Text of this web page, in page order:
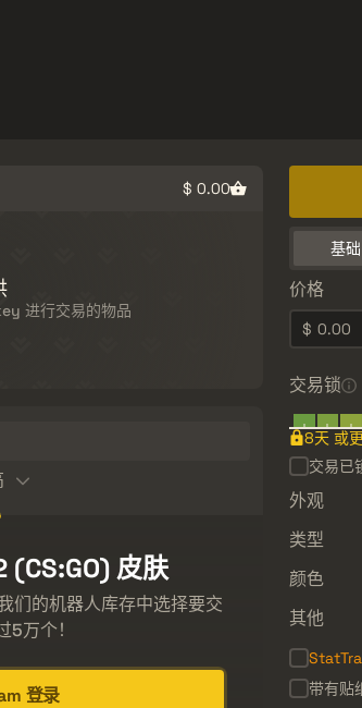
$ 0.00
进行交易的物品
(CS:GO) 皮肤
们的机器人库存中选择要交
5万个！
登录
基础
价格
0.00
$
交易锁
8天 或
交易已
外观
类型
颜色
其他
带有贴